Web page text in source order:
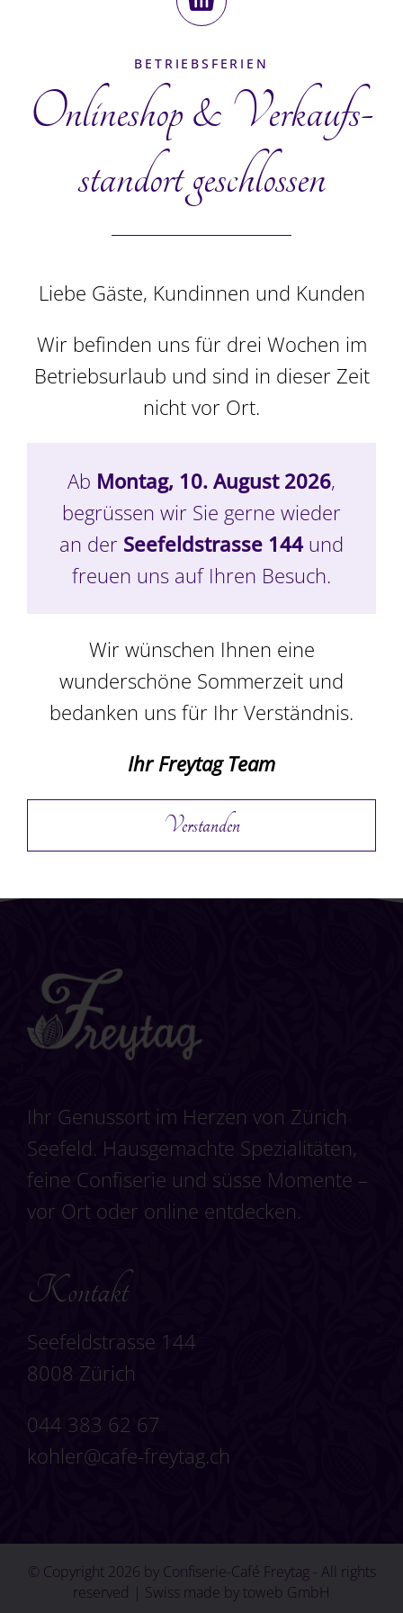
Mini-
Sandwichesplatte,
gross, 25 Stk.
In den Warenkorb Details
Ihr Genussort im Herzen von Zürich
Seefeld. Hausgemachte Spezialitäten,
feine Confiserie und süsse Momente –
vor Ort oder online entdecken.
Kontakt
Seefeldstrasse 144
8008 Zürich
044 383 62 67
kohler@cafe-freytag.ch
© Copyright 2026 by Confiserie-Café Freytag - All rights
reserved | Swiss made by toweb GmbH
BETRIEBSFERIEN
Onlineshop & Verkaufs­
standort geschlossen
Liebe Gäste, Kundinnen und Kunden
Wir befinden uns für drei Wochen im
Betriebsurlaub und sind in dieser Zeit
nicht vor Ort.
Ab Montag, 10. August 2026,
begrüssen wir Sie gerne wieder
an der Seefeldstrasse 144 und
freuen uns auf Ihren Besuch.
Wir wünschen Ihnen eine
wunderschöne Sommerzeit und
bedanken uns für Ihr Verständnis.
Ihr Freytag Team
Verstanden